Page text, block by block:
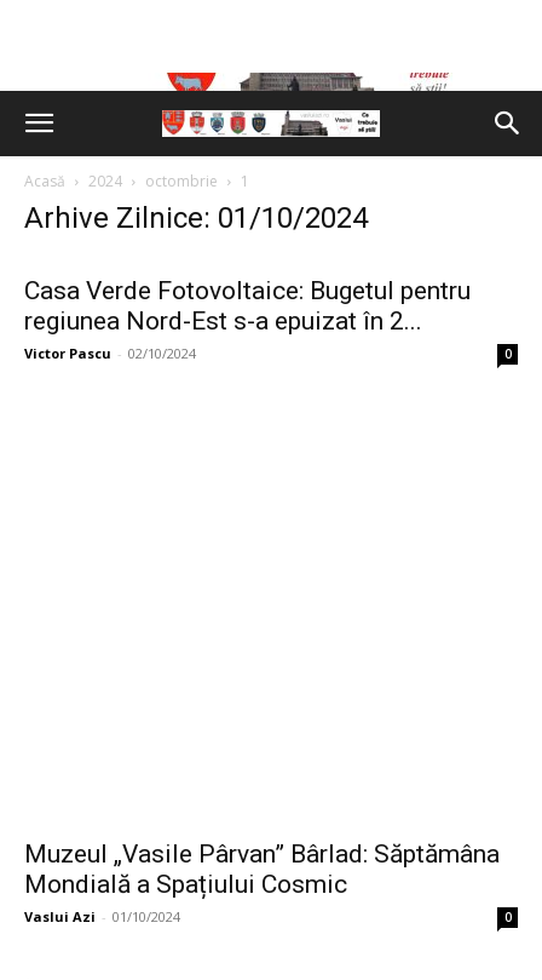
Acasă 2024 octombrie 1
Arhive Zilnice: 01/10/2024
Casa Verde Fotovoltaice: Bugetul pentru
regiunea Nord-Est s-a epuizat în 2...
Victor Pascu - 02/10/2024 0
Muzeul „Vasile Pârvan” Bârlad: Săptămâna
Mondială a Spațiului Cosmic
Vaslui Azi - 01/10/2024 0